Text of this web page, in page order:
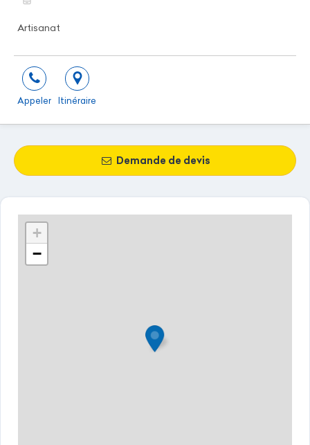
Artisanat
Appeler Itinéraire
Demande de devis
+
−